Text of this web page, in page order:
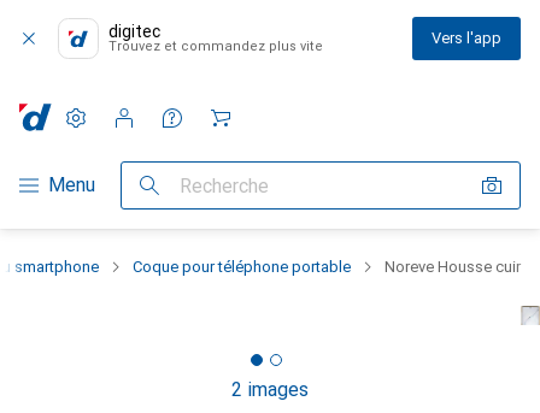
digitec
Trouvez et commandez plus vite Vers l'app
Navigation par catégorie
Menu Recherche
Paramètres
Compte client
Listes de comparaison
Listes d'envies
Panier
smartphone Coque pour téléphone portable Noreve Housse cuir
2 images